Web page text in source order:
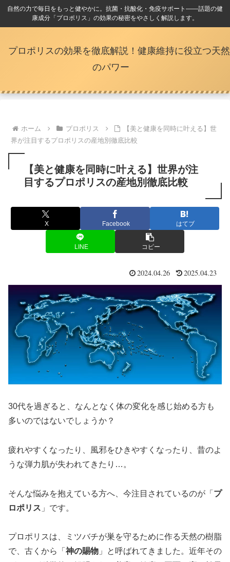
自然の力で毎日をもっと健やかに。抗菌・抗酸化・免疫サポート――話題の健
康成分「プロポリス」の効果の秘密をやさしく解説します。
プロポリスの効果を徹底解説！健康維持に役立つ天然
のパワー
ホーム プロポリス
【美と健康を同時に叶える】世
界が注目するプロポリスの産地別徹底比較
【美と健康を同時に叶える】世界が注
目するプロポリスの産地別徹底比較
X Facebook はてブ
LINE コピー
2024.04.26 2025.04.23
30代を過ぎると、なんとなく体の変化を感じ始める方も
多いのではないでしょうか？
疲れやすくなったり、風邪をひきやすくなったり、昔のよ
うな弾力肌が失われてきたり…。
そんな悩みを抱えている方へ、今注目されているのが「 プ
ロポリス 」です。
プロポリスは、ミツバチが巣を守るために作る天然の樹脂
で、古くから「 神の賜物 」と呼ばれてきました。近年その